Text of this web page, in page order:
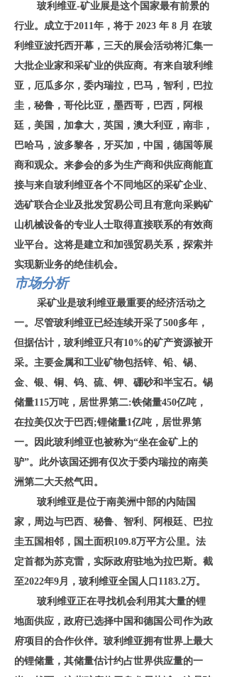
玻利维亚-矿业展是这个国家最有前景的
行业。成立于2011年，将于 2023 年 8 月 在玻
利维亚波托西开幕，三天的展会活动将汇集一
大批企业家和采矿业的供应商。有来自玻利维
亚，厄瓜多尔，委内瑞拉，巴马，智利，巴拉
圭，秘鲁，哥伦比亚，墨西哥，巴西，阿根
廷，美国，加拿大，英国，澳大利亚，南非，
巴哈马，波多黎各，牙买加，中国，德国等展
商和观众。来参会的多为生产商和供应商能直
接与来自玻利维亚各个不同地区的采矿企业、
选矿联合企业及批发贸易公司且有意向采购矿
山机械设备的专业人士取得直接联系的有效商
业平台。这将是建立和加强贸易关系，探索并
实现新业务的绝佳机会。
市场分析
采矿业是玻利维亚最重要的经济活动之
一。尽管玻利维亚已经连续开采了500多年，
但据估计，玻利维亚只有10%的矿产资源被开
采。主要金属和工业矿物包括锌、铅、锡、
金、银、铜、钨、硫、钾、硼砂和半宝石。锡
储量115万吨，居世界第二:铁储量450亿吨，
在拉美仅次于巴西;锂储量1亿吨，居世界第
一。因此玻利维亚也被称为“坐在金矿上的
驴”。此外该国还拥有仅次于委内瑞拉的南美
洲第二大天然气田。
玻利维亚是位于南美洲中部的内陆国
家，周边与巴西、秘鲁、智利、阿根廷、巴拉
圭五国相邻，国土面积109.8万平方公里。法
定首都为苏克雷，实际政府驻地为拉巴斯。截
至2022年9月，玻利维亚全国人口1183.2万。
玻利维亚正在寻找机会利用其大量的锂
地面供应，政府已选择中国和德国公司作为政
府项目的合作伙伴。玻利维亚拥有世界上最大
的锂储量，其储量估计约占世界供应量的一